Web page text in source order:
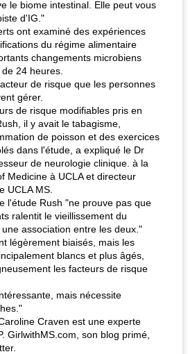
le biome intestinal. Elle peut vous
d'IG."
ont examiné des expériences
du régime alimentaire
changements microbiens
24 heures.
de risque que les personnes
gérer.
de risque modifiables pris en
il y avait le tabagisme,
de poisson et des exercices
dans l'étude, a expliqué le Dr
de neurologie clinique. à la
Medicine à UCLA et directeur
UCLA MS.
l'étude Rush "ne prouve pas que
ralentit le vieillissement du
association entre les deux."
légèrement biaisés, mais les
blancs et plus âgés,
les facteurs de risque
mais nécessite
Craven est une experte
GirlwithMS.com, son blog primé,